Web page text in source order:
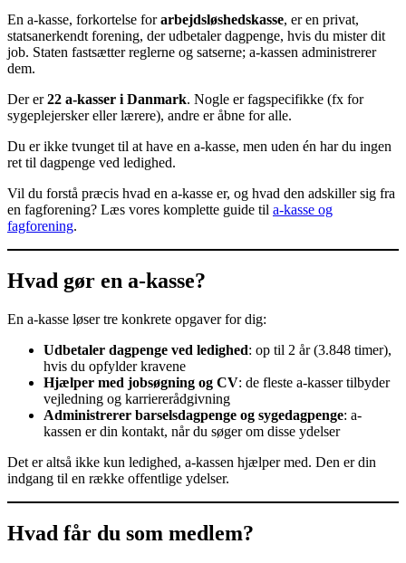
En a-kasse, forkortelse forarbejdsløshedskasse, er en privat,
statsanerkendt forening, der udbetaler dagpenge, hvis du mister dit
job. Staten fastsætter reglerne og satserne; a-kassen administrerer
dem.
Der er22 a-kasser i Danmark. Nogle er fagspecifikke (fx for
sygeplejersker eller lærere), andre er åbne for alle.
Du er ikke tvunget til at have en a-kasse, men uden én har du ingen
ret til dagpenge ved ledighed.
Vil du forstå præcis hvad en a-kasse er, og hvad den adskiller sig fra
en fagforening? Læs vores komplette guide til a-kasse og
fagforening.
Hvad gør en a-kasse?
En a-kasse løser tre konkrete opgaver for dig:
Udbetaler dagpenge ved ledighed: op til 2 år (3.848 timer),
hvis du opfylder kravene
Hjælper med jobsøgning og CV: de fleste a-kasser tilbyder
vejledning og karriererådgivning
Administrerer barselsdagpenge og sygedagpenge: a-
kassen er din kontakt, når du søger om disse ydelser
Det er altså ikke kun ledighed, a-kassen hjælper med. Den er din
indgang til en række offentlige ydelser.
Hvad får du som medlem?